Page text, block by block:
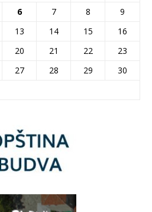
6 7 8
9
13 14 15
16
20 21 22
23
27 28 29
30